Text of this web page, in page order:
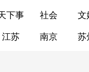
下事 社会 文
江苏 南京 苏